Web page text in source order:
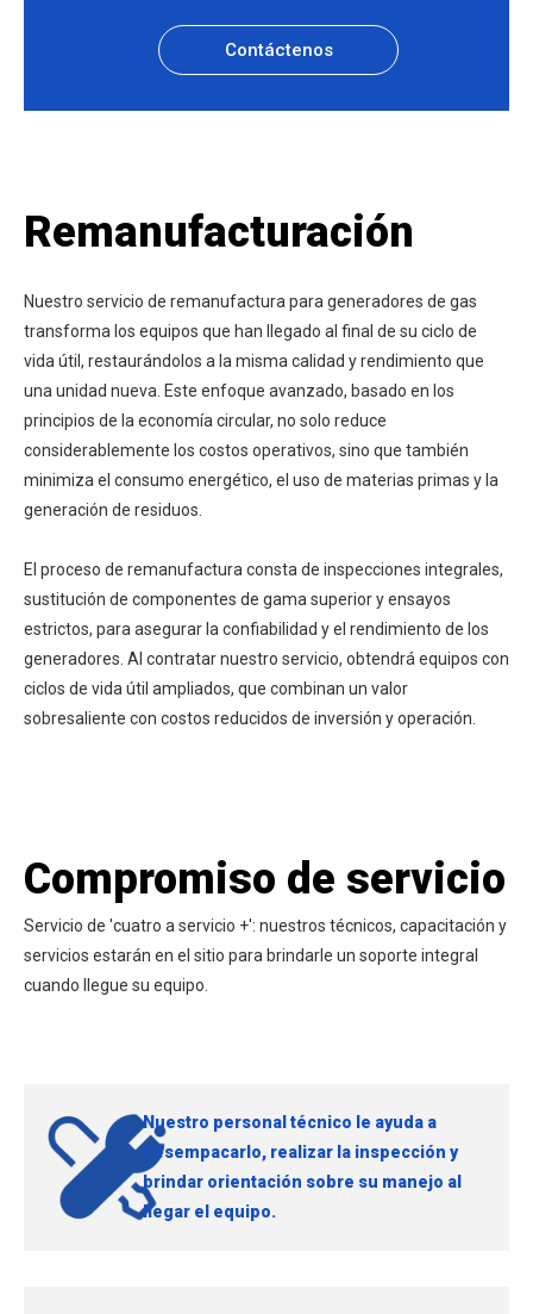
Contáctenos
Remanufacturación
Nuestro servicio de remanufactura para generadores de gas
transforma los equipos que han llegado al final de su ciclo de
vida útil, restaurándolos a la misma calidad y rendimiento que
una unidad nueva. Este enfoque avanzado, basado en los
principios de la economía circular, no solo reduce
considerablemente los costos operativos, sino que también
minimiza el consumo energético, el uso de materias primas y la
generación de residuos.
El proceso de remanufactura consta de inspecciones integrales,
sustitución de componentes de gama superior y ensayos
estrictos, para asegurar la confiabilidad y el rendimiento de los
generadores. Al contratar nuestro servicio, obtendrá equipos con
ciclos de vida útil ampliados, que combinan un valor
sobresaliente con costos reducidos de inversión y operación.
Compromiso de servicio
Servicio de 'cuatro a servicio +': nuestros técnicos, capacitación y
servicios estarán en el sitio para brindarle un soporte integral
cuando llegue su equipo.
Nuestro personal técnico le ayuda a
desempacarlo, realizar la inspección y
brindar orientación sobre su manejo al
llegar el equipo.